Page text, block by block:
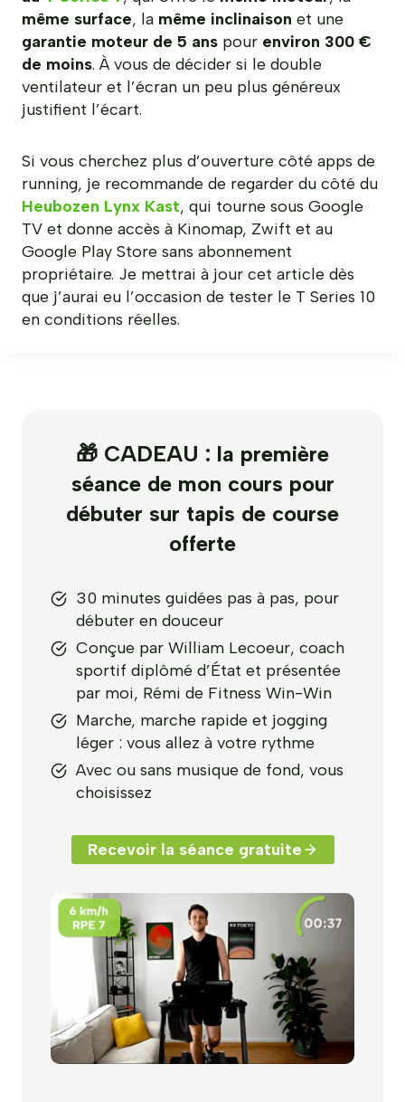
même surface, la même inclinaison et une
garantie moteur de 5 ans pour environ 300 €
de moins. À vous de décider si le double
ventilateur et l’écran un peu plus généreux
justifient l’écart.
Si vous cherchez plus d’ouverture côté apps de
running, je recommande de regarder du côté du
Heubozen Lynx Kast, qui tourne sous Google
TV et donne accès à Kinomap, Zwift et au
Google Play Store sans abonnement
propriétaire. Je mettrai à jour cet article dès
que j’aurai eu l’occasion de tester le T Series 10
en conditions réelles.
🎁 CADEAU : la première
séance de mon cours pour
débuter sur tapis de course
offerte
30 minutes guidées pas à pas, pour
débuter en douceur
Conçue par William Lecoeur, coach
sportif diplômé d’État et présentée
par moi, Rémi de Fitness Win-Win
Marche, marche rapide et jogging
léger : vous allez à votre rythme
Avec ou sans musique de fond, vous
choisissez
Recevoir la séance gratuite